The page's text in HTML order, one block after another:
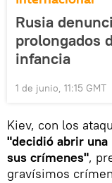
Rusia
prolongados
infancia
1 de junio, 11:15 GMT
Kiev, con los
"decidió abrir una
sus crímenes",
gravísimos